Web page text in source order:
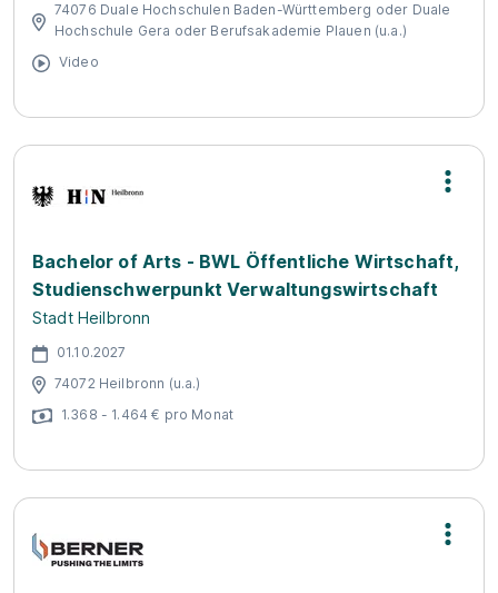
74076 Duale Hochschulen Baden-Württemberg oder Duale
Hochschule Gera oder Berufsakademie Plauen (u.a.)
Video
Bachelor of Arts - BWL Öffentliche Wirtschaft,
Studienschwerpunkt Verwaltungswirtschaft
Stadt Heilbronn
01.10.2027
74072 Heilbronn (u.a.)
1.368 - 1.464 € pro Monat